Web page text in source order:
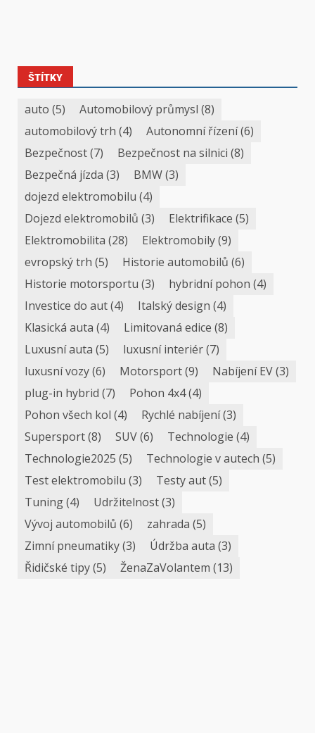
ŠTÍTKY
auto (5) Automobilový průmysl (8)
automobilový trh (4) Autonomní řízení(6)
Bezpečnost(7) Bezpečnost na silnici (8)
Bezpečná jízda (3) BMW(3)
dojezd elektromobilu (4)
Dojezd elektromobilů (3) Elektrifikace (5)
Elektromobilita (28) Elektromobily(9)
evropský trh (5) Historie automobilů (6)
Historie motorsportu (3) hybridní pohon (4)
Investice do aut(4) Italský design (4)
Klasická auta (4) Limitovaná edice (8)
Luxusní auta (5) luxusní interiér(7)
luxusní vozy(6) Motorsport(9) Nabíjení EV(3)
plug-in hybrid (7) Pohon 4x4(4)
Pohon všech kol (4) Rychlé nabíjení(3)
Supersport(8) SUV(6) Technologie (4)
Technologie2025 (5) Technologie v autech (5)
Test elektromobilu (3) Testy aut(5)
Tuning(4) Udržitelnost(3)
Vývoj automobilů (6) zahrada (5)
Zimní pneumatiky(3) Údržba auta (3)
Řidičské tipy(5) ŽenaZaVolantem (13)